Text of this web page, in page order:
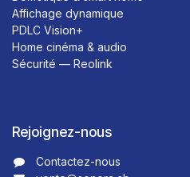
Affichage dynamique
PDLC Vision+
Home cinéma & audio
Sécurité — Reolink
Rejoignez-nous
Contactez-nous​​